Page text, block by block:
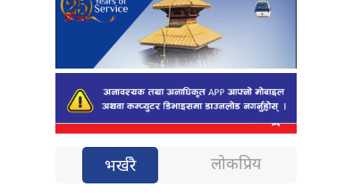
भर्खरै लोकप्रिय